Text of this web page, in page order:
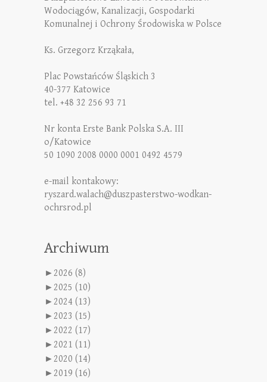
Wodociągów, Kanalizacji, Gospodarki
Komunalnej i Ochrony Środowiska w Polsce
Ks. Grzegorz Krząkała,
Plac Powstańców Śląskich 3
40-377 Katowice
tel. +48 32 256 93 71
Nr konta Erste Bank Polska S.A. III
o/Katowice
50 1090 2008 0000 0001 0492 4579
e-mail kontakowy:
ryszard.walach@duszpasterstwo-wodkan-
ochrsrod.pl
Archiwum
►2026 (8)
►2025 (10)
►2024 (13)
►2023 (15)
►2022 (17)
►2021 (11)
►2020 (14)
►2019 (16)